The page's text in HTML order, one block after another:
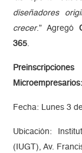
diseñadores
crecer.” Agregó
365.
Microempresarios:
Fecha: Lunes 3
Ubicación:
(IUGT), Av.